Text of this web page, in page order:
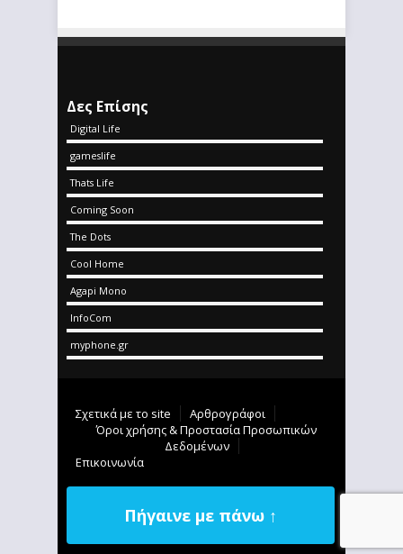
Δες Επίσης
Digital Life
gameslife
Thats Life
Coming Soon
The Dots
Cool Home
Agapi Mono
InfoCom
myphone.gr
Σχετικά με το site
Αρθρογράφοι
Όροι χρήσης & Προστασία Προσωπικών
Δεδομένων
Επικοινωνία
Πήγαινε με πάνω ↑